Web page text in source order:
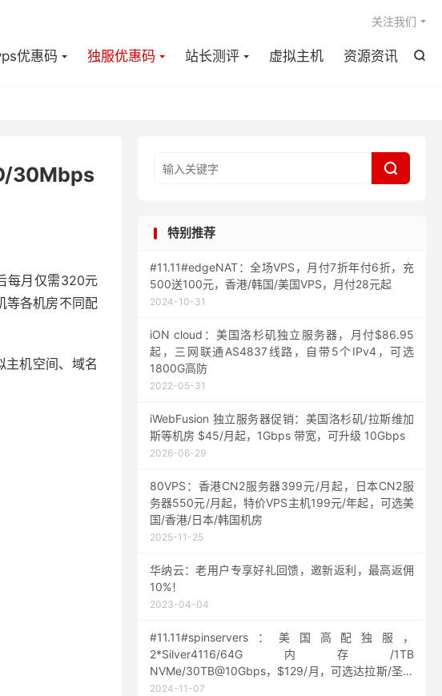

优惠码 独服优惠码 站长测评 虚拟主机 资源资讯
关注我们
30Mbps
每月仅需320元
等各机房不同配
主机空间、域名

特别推荐
#11.11#edgeNAT：全场VPS，月付7折年付6折，充
500送100元，香港/韩国/美国VPS，月付28元起
2024-10-31
iON cloud：美国洛杉矶独立服务器，月付$86.95
起，三网联通AS4837线路，自带5个IPv4，可选
1800G高防
2022-05-31
iWebFusion 独立服务器促销：美国洛杉矶/拉斯维加
斯等机房 $45/月起，1Gbps 带宽，可升级 10Gbps
2026-06-29
80VPS：香港CN2服务器399元/月起，日本CN2服
务器550元/月起，特价VPS主机199元/年起，可选美
国/香港/日本/韩国机房
2025-11-25
华纳云：老用户专享好礼回馈，邀新返利，最高返佣
10%！
2023-04-04
#11.11#spinservers：美国高配独服，
2*Silver4116/64G内存/1TB
NVMe/30TB@10Gbps，$129/月，可选达拉斯/圣何
塞机房
2024-11-07